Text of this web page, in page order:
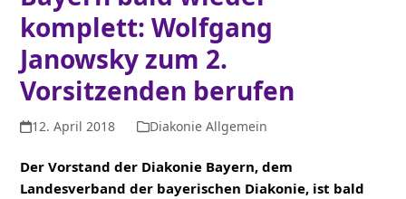
komplett: Wolfgang
Janowsky zum 2.
Vorsitzenden berufen
12. April 2018 Diakonie Allgemein
Der Vorstand der Diakonie Bayern, dem
Landesverband der bayerischen Diakonie, ist bald